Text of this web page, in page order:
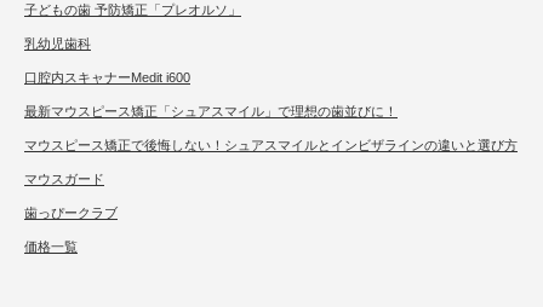
子どもの歯 予防矯正「プレオルソ」
乳幼児歯科
口腔内スキャナーMedit i600
最新マウスピース矯正「シュアスマイル」で理想の歯並びに！
マウスピース矯正で後悔しない！シュアスマイルとインビザラインの違いと選び方
マウスガード
歯っぴークラブ
価格一覧